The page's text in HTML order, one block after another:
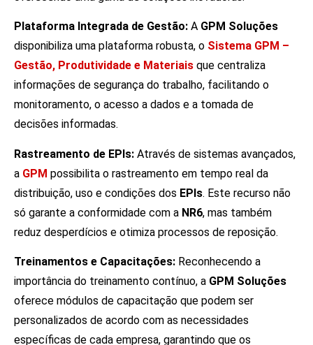
Plataforma Integrada de Gestão: A GPM Soluções
disponibiliza uma plataforma robusta, o Sistema GPM –
Gestão, Produtividade e Materiais que centraliza
informações de segurança do trabalho, facilitando o
monitoramento, o acesso a dados e a tomada de
decisões informadas.
Rastreamento de EPIs: Através de sistemas avançados,
a GPM possibilita o rastreamento em tempo real da
distribuição, uso e condições dos EPIs. Este recurso não
só garante a conformidade com a NR6, mas também
reduz desperdícios e otimiza processos de reposição.
Treinamentos e Capacitações: Reconhecendo a
importância do treinamento contínuo, a GPM Soluções
oferece módulos de capacitação que podem ser
personalizados de acordo com as necessidades
específicas de cada empresa, garantindo que os